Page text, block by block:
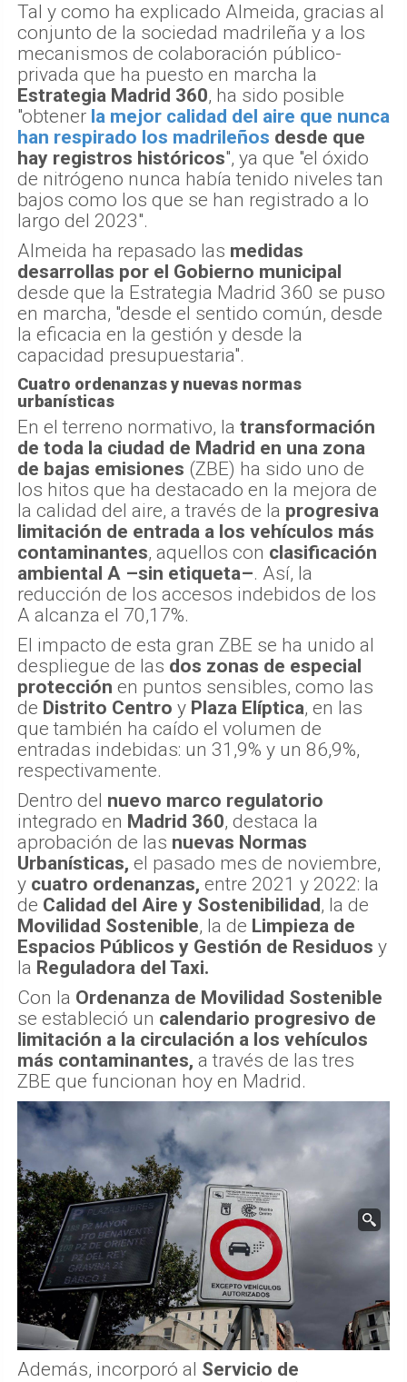
Tal y como ha explicado Almeida, gracias al
conjunto de la sociedad madrileña y a los
mecanismos de colaboración público-
privada que ha puesto en marcha la
Estrategia Madrid 360, ha sido posible
"obtener la mejor calidad del aire que nunca
han respirado los madrileños desde que
hay registros históricos", ya que "el óxido
de nitrógeno nunca había tenido niveles tan
bajos como los que se han registrado a lo
largo del 2023".
Almeida ha repasado las medidas
desarrollas por el Gobierno municipal
desde que la Estrategia Madrid 360 se puso
en marcha, "desde el sentido común, desde
la eficacia en la gestión y desde la
capacidad presupuestaria".
Cuatro ordenanzas y nuevas normas
urbanísticas
En el terreno normativo, la transformación
de toda la ciudad de Madrid en una zona
de bajas emisiones (ZBE) ha sido uno de
los hitos que ha destacado en la mejora de
la calidad del aire, a través de la progresiva
limitación de entrada a los vehículos más
contaminantes, aquellos con clasificación
ambiental A –sin etiqueta–. Así, la
reducción de los accesos indebidos de los
A alcanza el 70,17%.
El impacto de esta gran ZBE se ha unido al
despliegue de las dos zonas de especial
protección en puntos sensibles, como las
de Distrito Centro y Plaza Elíptica, en las
que también ha caído el volumen de
entradas indebidas: un 31,9% y un 86,9%,
respectivamente.
Dentro del nuevo marco regulatorio
integrado en Madrid 360, destaca la
aprobación de las nuevas Normas
Urbanísticas, el pasado mes de noviembre,
y cuatro ordenanzas, entre 2021 y 2022: la
de Calidad del Aire y Sostenibilidad, la de
Movilidad Sostenible, la de Limpieza de
Espacios Públicos y Gestión de Residuos y
la Reguladora del Taxi.
Con la Ordenanza de Movilidad Sostenible
se estableció un calendario progresivo de
limitación a la circulación a los vehículos
más contaminantes, a través de las tres
ZBE que funcionan hoy en Madrid.
Además, incorporó al Servicio de